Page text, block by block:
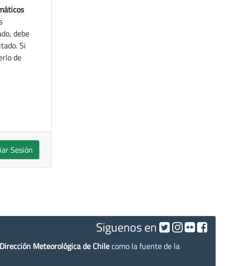
debe
Si
de
Sesión
Siguenos en
Dirección Meteorológica de Chilecomo la fuente de la